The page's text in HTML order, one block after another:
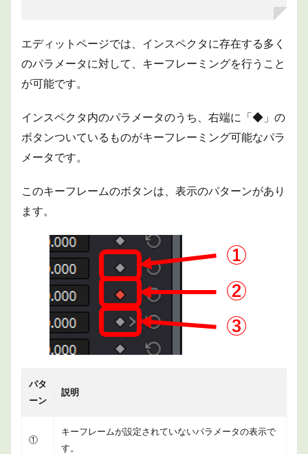
たキ
レー
ミン
3.1
方法
ムラ
エデ
ーを
利用
した
キー
ーミ
ング
4.1
キー
エデ
ィタ
4.2
カー
エディットページでは、インスペクタに存在する多く
のパラメータに対して、キーフレーミングを行うこと
が可能です。
インスペクタ内のパラメータのうち、右端に「◆」の
ボタンついているものがキーフレーミング可能なパラ
メータです。
このキーフレームのボタンは、表示のパターンがあり
ます。
パタ
ーン
説明
①
キーフレームが設定されていないパラメータの表示で
す。